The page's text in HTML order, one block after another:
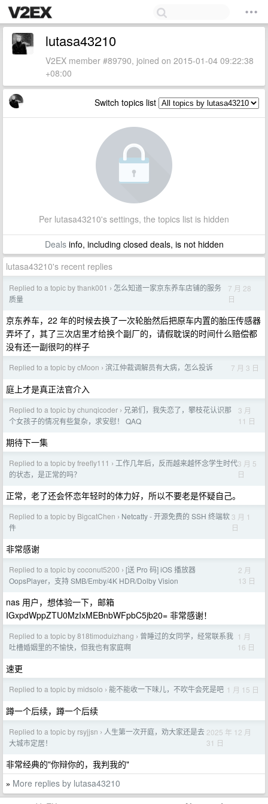
lutasa43210
V2EX member #89790, joined on 2015-01-04 09:22:38
+08:00
Switch topics list
Per lutasa43210's settings, the topics list is hidden
Dealsinfo, including closed deals, is not hidden
lutasa43210's recent replies
Replied to a topic by thank001 › 怎么知道一家京东养车店铺的服务
质量
7 月 28
日
京东养车，22 年的时候去换了一次轮胎然后把原车内置的胎压传感器
弄坏了，其了三次店里才给换个副厂的，请假耽误的时间什么赔偿都
没有还一副很叼的样子
Replied to a topic by cMoon › 滨江仲裁调解员有大病，怎么投诉 7 月 3 日
庭上才是真正法官介入
Replied to a topic by chunqicoder › 兄弟们，我失恋了，攀枝花认识那
个女孩子的情况有些复杂，求安慰！ QAQ
3 月
11 日
期待下一集
Replied to a topic by freefly111 › 工作几年后，反而越来越怀念学生时代
的状态，是正常的吗？
3 月 5
日
正常，老了还会怀恋年轻时的体力好，所以不要老是怀疑自己。
Replied to a topic by BigcatChen › Netcatty - 开源免费的 SSH 终端软
件
3 月 1
日
非常感谢
Replied to a topic by coconut5200 › [送 Pro 码] iOS 播放器
OopsPlayer，支持 SMB/Emby/4K HDR/Dolby Vision
2 月
13 日
nas 用户，想体验一下，邮箱
IGxpdWppZTU0MzIxMEBnbWFpbC5jb20= 非常感谢！
Replied to a topic by 818timoduizhang › 曾睡过的女同学，经常联系我
吐槽婚姻里的不愉快，但我也有家庭啊
1 月
16 日
速更
Replied to a topic by midsolo › 能不能收一下味儿，不吹牛会死是吧 1 月 15 日
蹲一个后续，蹲一个后续
Replied to a topic by rsyjjsn › 人生第一次开庭，劝大家还是去
大城市定居！
2025 年 12 月
31 日
非常经典的"你辩你的，我判我的"
» More replies by lutasa43210